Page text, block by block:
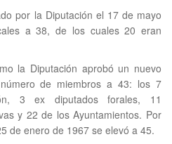
por la Diputación el 17 de mayo
a 38, de los cuales 20 eran
la Diputación aprobó un nuevo
de miembros a 43: los 7
3 ex diputados forales, 11
y 22 de los Ayuntamientos. Por
de enero de 1967 se elevó a 45.